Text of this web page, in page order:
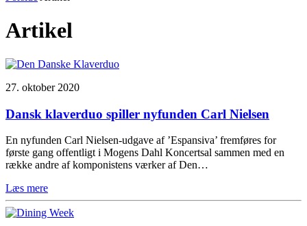
Artikel
27. oktober 2020
Dansk klaverduo spiller nyfunden Carl Nielsen
En nyfunden Carl Nielsen-udgave af ’Espansiva’ fremføres for
første gang offentligt i Mogens Dahl Koncertsal sammen med en
række andre af komponistens værker af Den…
Læs mere